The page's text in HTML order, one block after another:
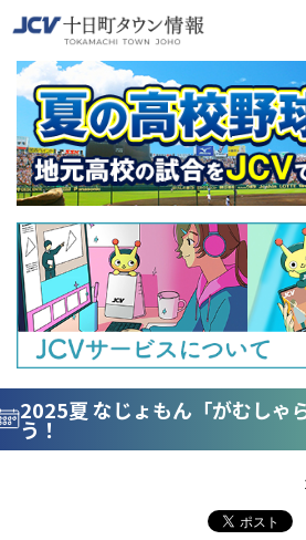
2025夏 なじょもん「がむしゃ
う！